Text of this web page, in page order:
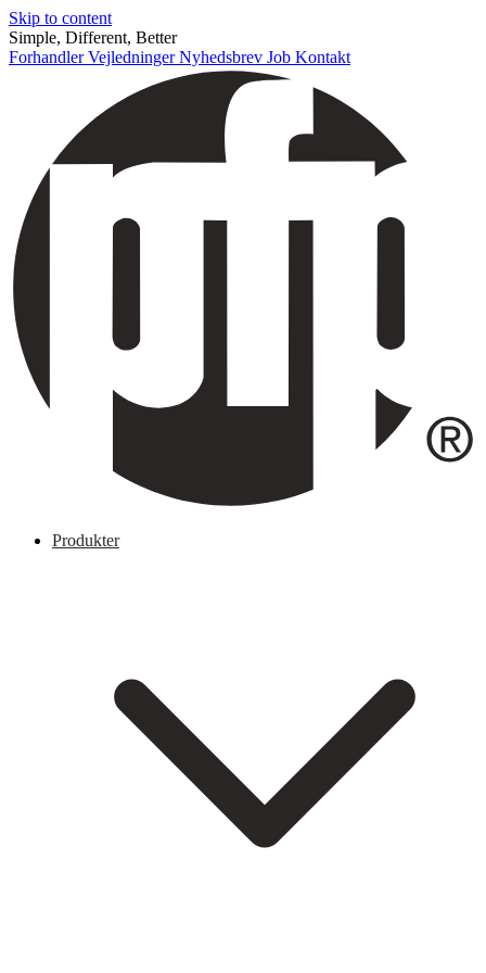
Skip to content
Simple, Different, Better
ForhandlerVejledningerNyhedsbrev Job Kontakt
Produkter